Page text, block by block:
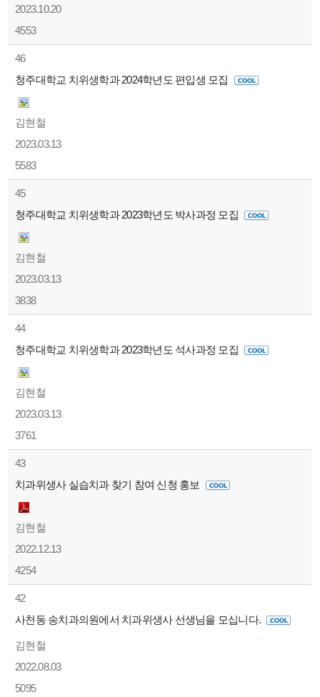
2023.10.20
4553
46
청주대학교 치위생학과 2024학년도 편입생 모집
김현철
2023.03.13
5583
45
청주대학교 치위생학과 2023학년도 박사과정 모집
김현철
2023.03.13
3838
44
청주대학교 치위생학과 2023학년도 석사과정 모집
김현철
2023.03.13
3761
43
치과위생사 실습치과 찾기 참여 신청 홍보
김현철
2022.12.13
4254
42
사천동 송치과의원에서 치과위생사 선생님을 모십니다.
김현철
2022.08.03
5095